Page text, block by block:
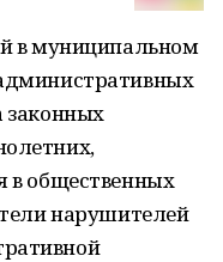
в муниципальном
законных
в общественных
нарушителей